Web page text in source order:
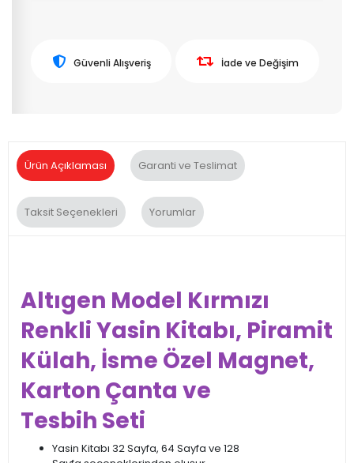
Güvenli Alışveriş İade ve Değişim
Ürün Açıklaması Garanti ve Teslimat
Taksit Seçenekleri Yorumlar
Altıgen Model Kırmızı
Renkli Yasin Kitabı, Piramit
Külah, İsme Özel Magnet,
Karton Çanta ve
Tesbih Seti
Yasin Kitabı 32 Sayfa, 64 Sayfa ve 128